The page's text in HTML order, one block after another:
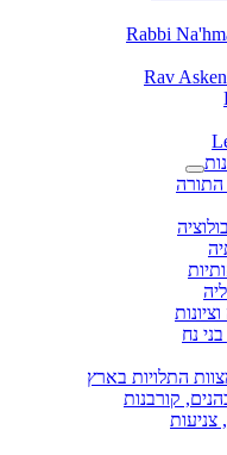
Rabbi
התורה
נח
התלויות בארץ
קורבנות
צניעות